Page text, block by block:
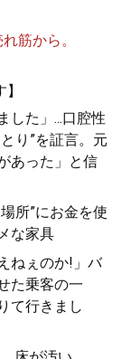
筋から。
した」...口腔性
り”を証言。元
あった」と信
所”にお金を使
な家具
ねぇのか!」バ
た乗客の一
て行きまし